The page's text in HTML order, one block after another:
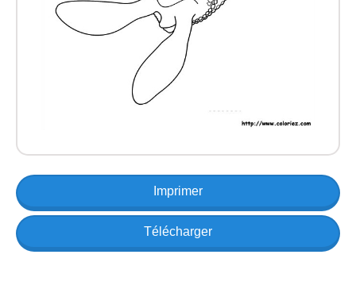
Imprimer
Télécharger